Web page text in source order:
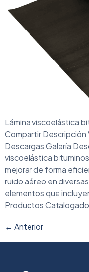
Lámina viscoelástica
Compartir
Descargas Galería
viscoelástica
mejorar de forma
ruido aéreo en
elementos que
Productos
← Anterior